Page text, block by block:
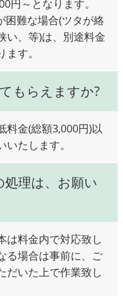
円～となります。
困難な場合(ツタが絡
い、等)は、別途料金
す。
もらえますか?
料金(総額3,000円)以
いたします。
理は、お願い
は料金内で対応致し
る場合は事前に、ご
だいた上で作業致し